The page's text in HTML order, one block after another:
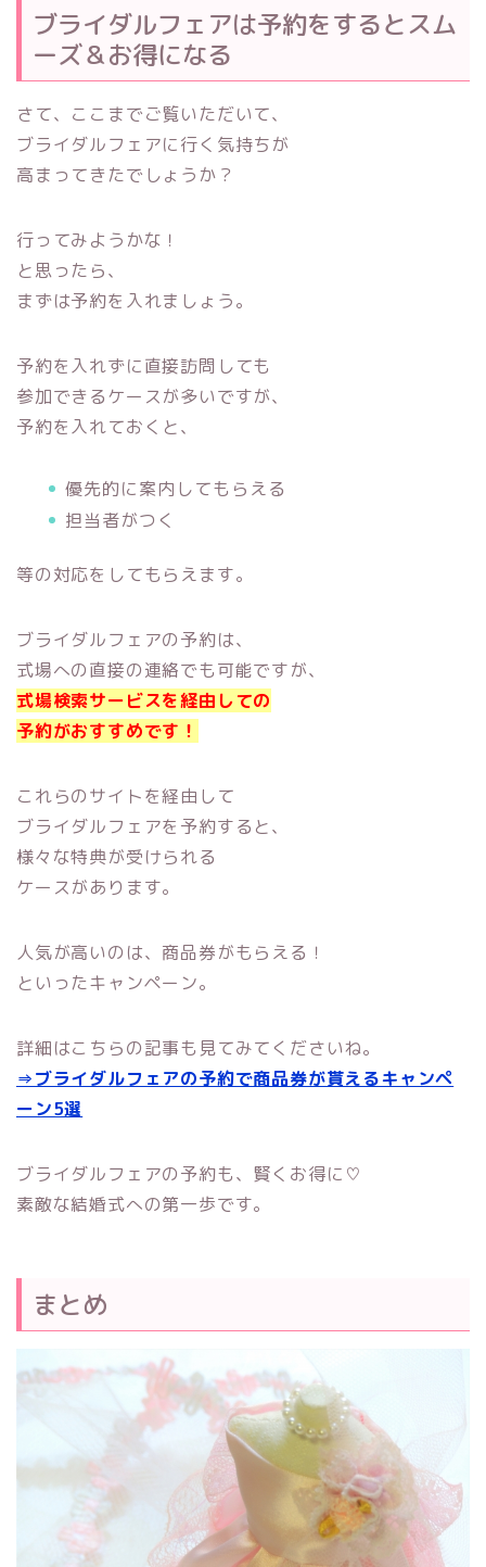
ブライダルフェアは予約をするとスム
ーズ＆お得になる
さて、ここまでご覧いただいて、
ブライダルフェアに行く気持ちが
高まってきたでしょうか？
行ってみようかな！
と思ったら、
まずは予約を入れましょう。
予約を入れずに直接訪問しても
参加できるケースが多いですが、
予約を入れておくと、
優先的に案内してもらえる
担当者がつく
等の対応をしてもらえます。
ブライダルフェアの予約は、
式場への直接の連絡でも可能ですが、
式場検索サービスを経由しての
予約がおすすめです！
これらのサイトを経由して
ブライダルフェアを予約すると、
様々な特典が受けられる
ケースがあります。
人気が高いのは、商品券がもらえる！
といったキャンペーン。
詳細はこちらの記事も見てみてくださいね。
⇒ブライダルフェアの予約で商品券が貰えるキャンペ
ーン5選
ブライダルフェアの予約も、賢くお得に♡
素敵な結婚式への第一歩です。
まとめ